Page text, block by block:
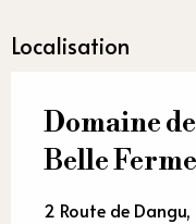
Localisation
Domaine
Belle Ferme
2 Route de